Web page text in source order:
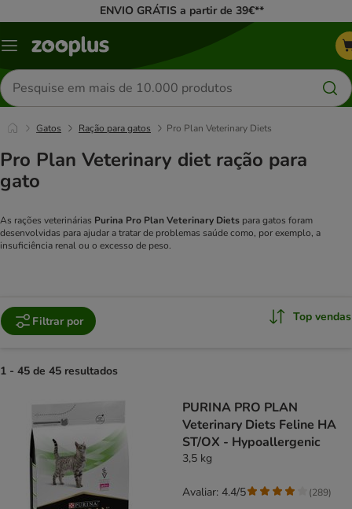
ENVIO GRÁTIS a partir de 39€**
Menu
Pesquisar
produtos
Gatos Ração para gatos Pro Plan Veterinary Diets
Pro Plan Veterinary diet ração para
gato
As rações veterinárias Purina Pro Plan Veterinary Diets para gatos foram
desenvolvidas para ajudar a tratar de problemas saúde como, por exemplo, a
insuficiência renal ou o excesso de peso.
Filtrar por Top vendas
1 - 45 de 45 resultados
PURINA PRO PLAN
Veterinary Diets Feline HA
ST/OX - Hypoallergenic
3,5 kg
Avaliar: 4.4/5 (289)